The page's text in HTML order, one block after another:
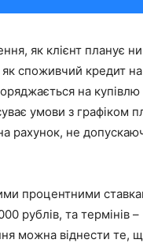
як клієнт планує
споживчий кредит
на купівлю
умови з графіком
рахунок, не
процентними
рублів, та термінів
можна віднести те,